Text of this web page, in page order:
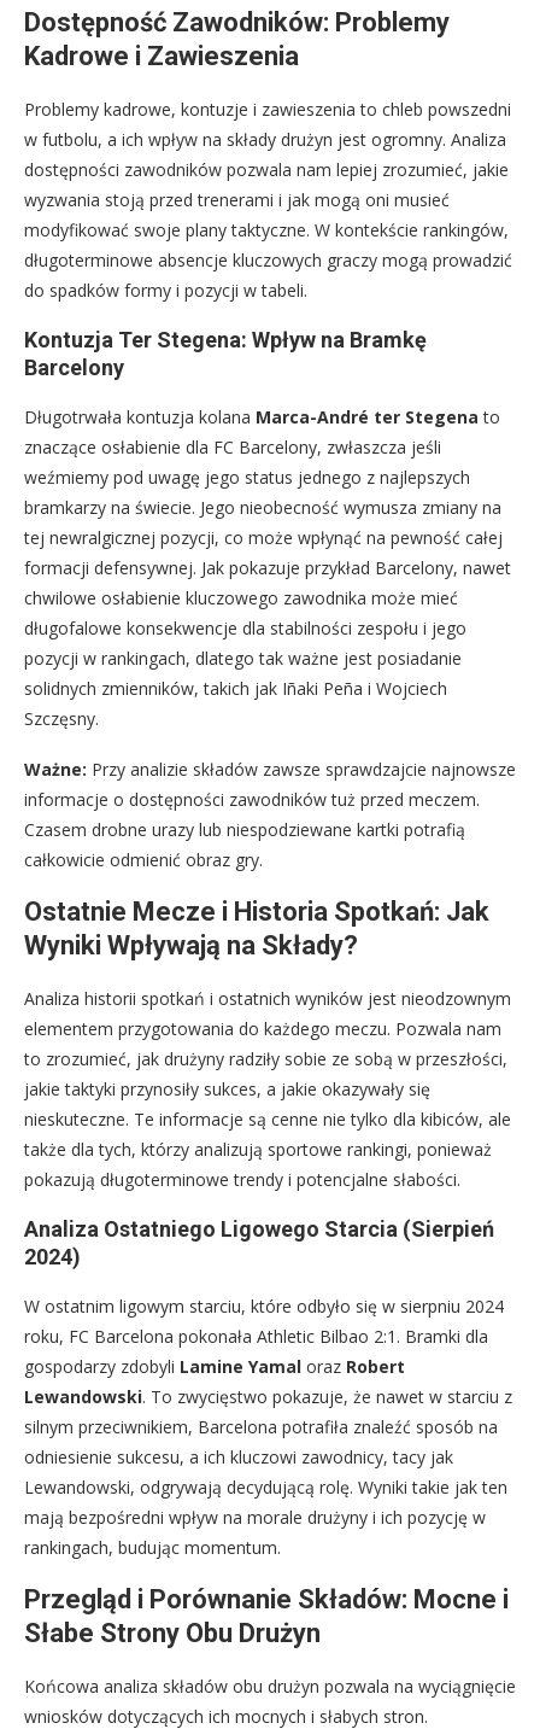
Dostępność Zawodników: Problemy
Kadrowe i Zawieszenia
Problemy kadrowe, kontuzje i zawieszenia to chleb powszedni
w futbolu, a ich wpływ na składy drużyn jest ogromny. Analiza
dostępności zawodników pozwala nam lepiej zrozumieć, jakie
wyzwania stoją przed trenerami i jak mogą oni musieć
modyfikować swoje plany taktyczne. W kontekście rankingów,
długoterminowe absencje kluczowych graczy mogą prowadzić
do spadków formy i pozycji w tabeli.
Kontuzja Ter Stegena: Wpływ na Bramkę
Barcelony
Długotrwała kontuzja kolana Marca-André ter Stegena to
znaczące osłabienie dla FC Barcelony, zwłaszcza jeśli
weźmiemy pod uwagę jego status jednego z najlepszych
bramkarzy na świecie. Jego nieobecność wymusza zmiany na
tej newralgicznej pozycji, co może wpłynąć na pewność całej
formacji defensywnej. Jak pokazuje przykład Barcelony, nawet
chwilowe osłabienie kluczowego zawodnika może mieć
długofalowe konsekwencje dla stabilności zespołu i jego
pozycji w rankingach, dlatego tak ważne jest posiadanie
solidnych zmienników, takich jak Iñaki Peña i Wojciech
Szczęsny.
Ważne: Przy analizie składów zawsze sprawdzajcie najnowsze
informacje o dostępności zawodników tuż przed meczem.
Czasem drobne urazy lub niespodziewane kartki potrafią
całkowicie odmienić obraz gry.
Ostatnie Mecze i Historia Spotkań: Jak
Wyniki Wpływają na Składy?
Analiza historii spotkań i ostatnich wyników jest nieodzownym
elementem przygotowania do każdego meczu. Pozwala nam
to zrozumieć, jak drużyny radziły sobie ze sobą w przeszłości,
jakie taktyki przynosiły sukces, a jakie okazywały się
nieskuteczne. Te informacje są cenne nie tylko dla kibiców, ale
także dla tych, którzy analizują sportowe rankingi, ponieważ
pokazują długoterminowe trendy i potencjalne słabości.
Analiza Ostatniego Ligowego Starcia (Sierpień
2024)
W ostatnim ligowym starciu, które odbyło się w sierpniu 2024
roku, FC Barcelona pokonała Athletic Bilbao 2:1. Bramki dla
gospodarzy zdobyli Lamine Yamal oraz Robert
Lewandowski. To zwycięstwo pokazuje, że nawet w starciu z
silnym przeciwnikiem, Barcelona potrafiła znaleźć sposób na
odniesienie sukcesu, a ich kluczowi zawodnicy, tacy jak
Lewandowski, odgrywają decydującą rolę. Wyniki takie jak ten
mają bezpośredni wpływ na morale drużyny i ich pozycję w
rankingach, budując momentum.
Przegląd i Porównanie Składów: Mocne i
Słabe Strony Obu Drużyn
Końcowa analiza składów obu drużyn pozwala na wyciągnięcie
wniosków dotyczących ich mocnych i słabych stron.